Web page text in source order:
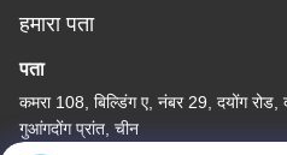
हमारा पता
पता
कमरा 108, बिल्डिंग ए, नंबर 29, दयोंग रोड,
गुआंगदोंग प्रांत, चीन